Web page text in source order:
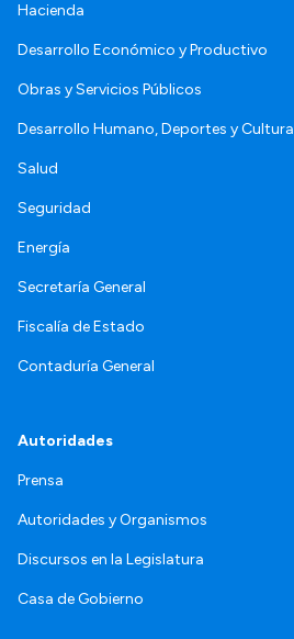
Hacienda
Desarrollo Económico y Productivo
Obras y Servicios Públicos
Desarrollo Humano, Deportes y Cultura
Salud
Seguridad
Energía
Secretaría General
Fiscalía de Estado
Contaduría General
Autoridades
Prensa
Autoridades y Organismos
Discursos en la Legislatura
Casa de Gobierno